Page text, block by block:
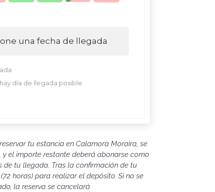
una fecha de llegada
día de llegada posible.
tu estancia en Calamora Moraira, se
y el importe restante deberá abonarse como
de tu llegada. Tras la confirmación de tu
horas) para realizar el depósito. Si no se
la reserva se cancelará